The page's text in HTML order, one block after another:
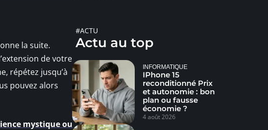
la suite.
de votre
répétez jusqu’à
pouvez alors
mystique ou
#ACTU
Actu au top
INFORMATIQUE
IPhone 15
reconditionné Prix
et autonomie : bon
plan ou fausse
économie ?
4 août 2026